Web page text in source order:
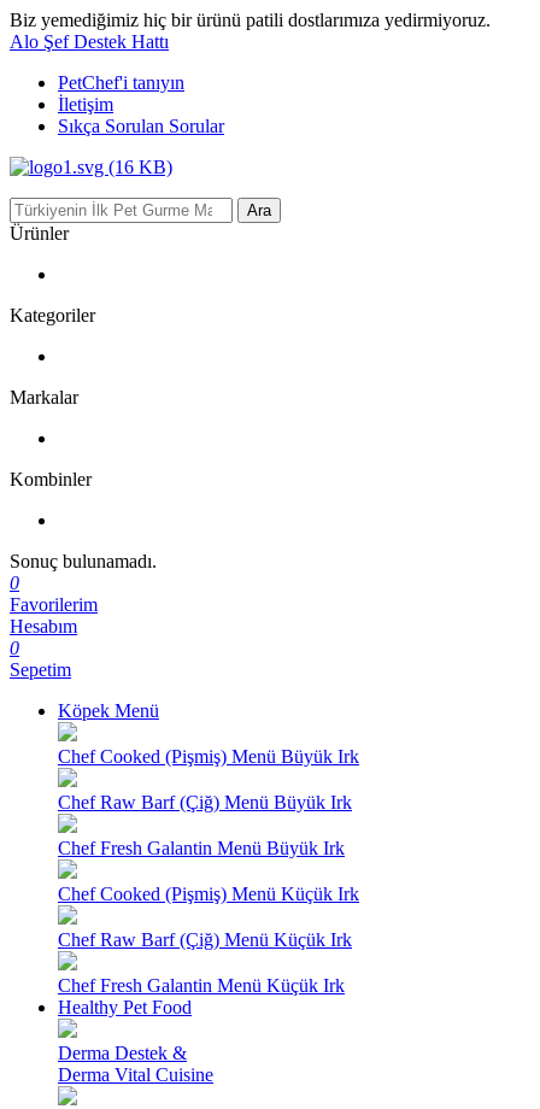
Biz yemediğimiz hiç bir ürünü patili dostlarımıza yedirmiyoruz.
Alo Şef Destek Hattı
PetChef'i tanıyın
İletişim
Sıkça Sorulan Sorular
Ara
Ürünler
Kategoriler
Markalar
Kombinler
Sonuç bulunamadı.
0
Favorilerim
Hesabım
0
Sepetim
Köpek Menü
Chef Cooked (Pişmiş) Menü Büyük Irk
Chef Raw Barf (Çiğ) Menü Büyük Irk
Chef Fresh Galantin Menü Büyük Irk
Chef Cooked (Pişmiş) Menü Küçük Irk
Chef Raw Barf (Çiğ) Menü Küçük Irk
Chef Fresh Galantin Menü Küçük Irk
Healthy Pet Food
Derma Destek &
Derma Vital Cuisine